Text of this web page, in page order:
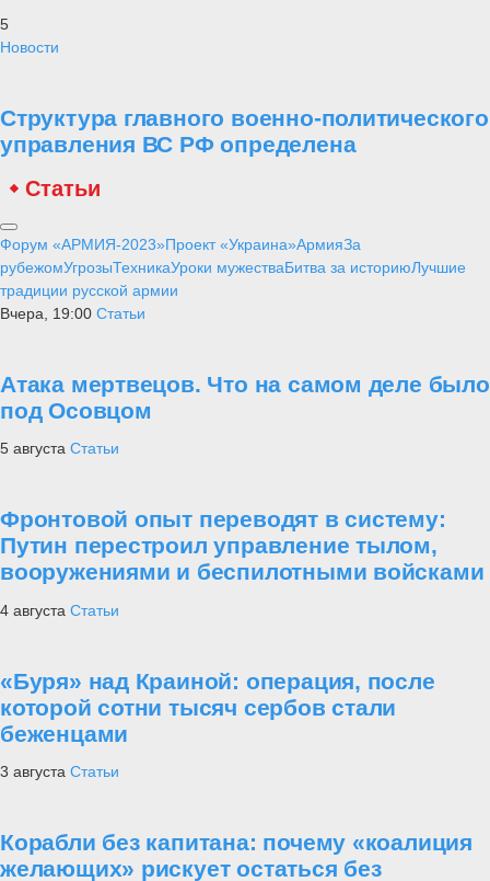
5
Новости
Структура главного военно-политического
управления ВС РФ определена
Статьи
Форум «АРМИЯ-2023»Проект «Украина»АрмияЗа
рубежомУгрозыТехникаУроки мужестваБитва за историюЛучшие
традиции русской армии
Вчера, 19:00 Статьи
Атака мертвецов. Что на самом деле было
под Осовцом
5 августа Статьи
Фронтовой опыт переводят в систему:
Путин перестроил управление тылом,
вооружениями и беспилотными войсками
4 августа Статьи
«Буря» над Краиной: операция, после
которой сотни тысяч сербов стали
беженцами
3 августа Статьи
Корабли без капитана: почему «коалиция
желающих» рискует остаться без